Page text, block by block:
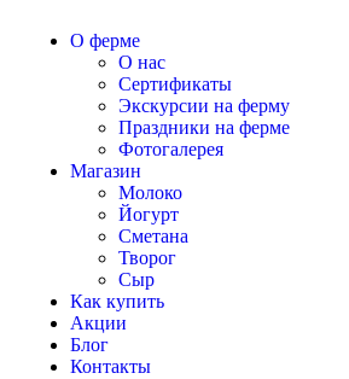
О ферме
О нас
Сертификаты
Экскурсии на ферму
Праздники на ферме
Фотогалерея
Магазин
Молоко
Йогурт
Сметана
Творог
Сыр
Как купить
Акции
Блог
Контакты